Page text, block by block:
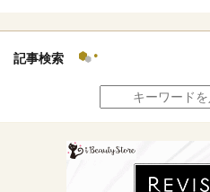
記事検索